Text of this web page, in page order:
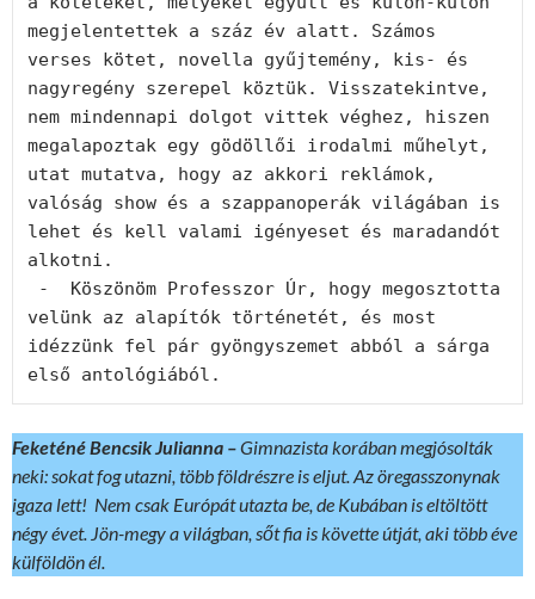
megjelentettek a száz év alatt. Számos
verses kötet, novella gyűjtemény, kis- és
nagyregény szerepel köztük. Visszatekintve,
nem mindennapi dolgot vittek véghez, hiszen
megalapoztak egy gödöllői irodalmi műhelyt,
utat mutatva, hogy az akkori reklámok,
valóság show és a szappanoperák világában is
lehet és kell valami igényeset és maradandót
alkotni.
velünk az alapítók történetét, és most
idézzünk fel pár gyöngyszemet abból a sárga
Feketéné Bencsik Julianna –Gimnazista korában megjósolták
neki: sokat fog utazni, több földrészre is eljut. Az öregasszonynak
igaza lett! Nem csak Európát utazta be, de Kubában is eltöltött
négy évet. Jön-megy a világban, sőt fia is követte útját, aki több éve
külföldön él.